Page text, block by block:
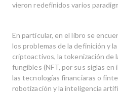
vieron redefinidos varios
En particular, en el libro se
los problemas de la definición y
criptoactivos, la tokenización de
fungibles (NFT, por sus siglas
las tecnologías financiaras o
robotización y la inteligencia